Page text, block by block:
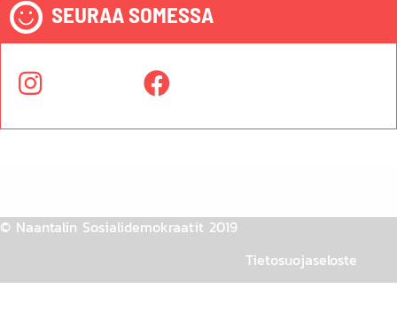
SEURAA SOMESSA
© Naantalin Sosialidemokraatit 2019
Tietosuojaseloste